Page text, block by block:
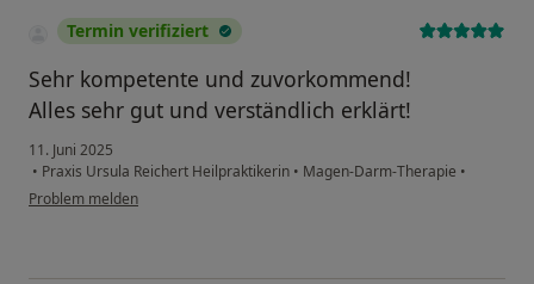
Termin verifiziert
Sehr kompetente und zuvorkommend!
Alles sehr gut und verständlich erklärt!
11. Juni 2025
• Praxis Ursula Reichert Heilpraktikerin • Magen-Darm-Therapie •
Problem melden